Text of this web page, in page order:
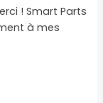
! Smart Parts
à mes